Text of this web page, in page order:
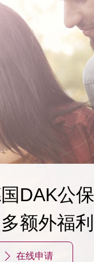
DAK公保
额外福利
ꄲ 在线申请